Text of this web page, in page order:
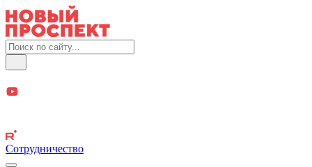
Сотрудничество